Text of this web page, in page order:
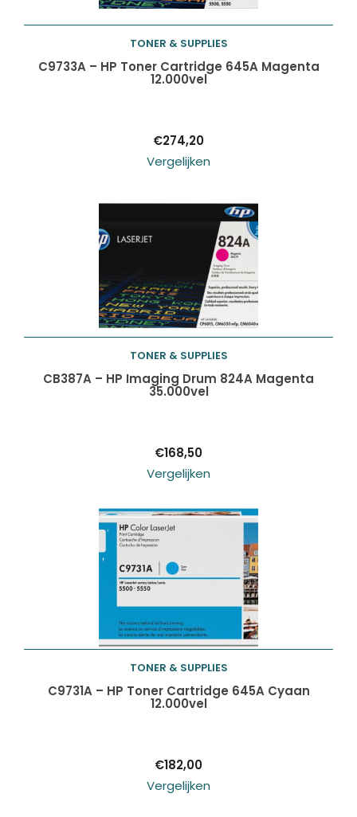
Toevoegen aan
TONER & SUPPLIES
C9733A – HP Toner Cartridge 645A Magenta
12.000vel
€274,20
Vergelijken
Toevoegen aan
TONER & SUPPLIES
CB387A – HP Imaging Drum 824A Magenta
35.000vel
€168,50
Vergelijken
Toevoegen aan
TONER & SUPPLIES
C9731A – HP Toner Cartridge 645A Cyaan
12.000vel
€182,00
Vergelijken